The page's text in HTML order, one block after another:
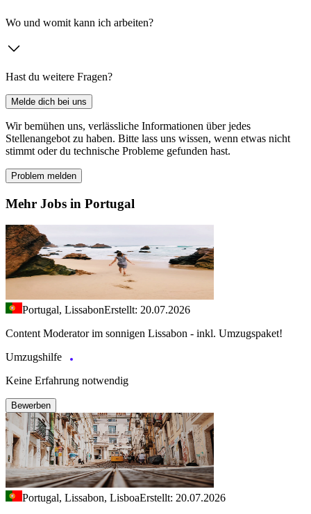
Wo und womit kann ich arbeiten?
Hast du weitere Fragen?
Melde dich bei uns
Wir bemühen uns, verlässliche Informationen über jedes
Stellenangebot zu haben. Bitte lass uns wissen, wenn etwas nicht
stimmt oder du technische Probleme gefunden hast.
Problem melden
Mehr Jobs in Portugal
Portugal, LissabonErstellt: 20.07.2026
Content Moderator im sonnigen Lissabon - inkl. Umzugspaket!
Umzugshilfe
Keine Erfahrung notwendig
Bewerben
Portugal, Lissabon, LisboaErstellt: 20.07.2026